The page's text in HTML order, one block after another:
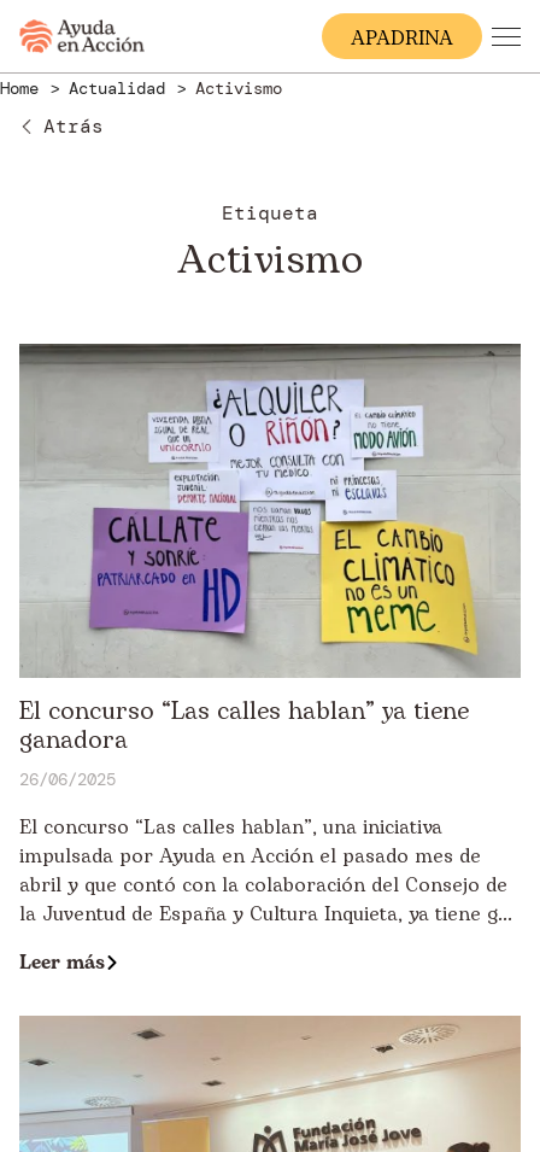
APADRINA
Home Actualidad Activismo
Atrás
Etiqueta
Activismo
El concurso “Las calles hablan” ya tiene
ganadora
26/06/2025
El concurso “Las calles hablan”, una iniciativa
impulsada por Ayuda en Acción el pasado mes de
abril y que contó con la colaboración del Consejo de
la Juventud de España y Cultura Inquieta, ya tiene g...
Leer más